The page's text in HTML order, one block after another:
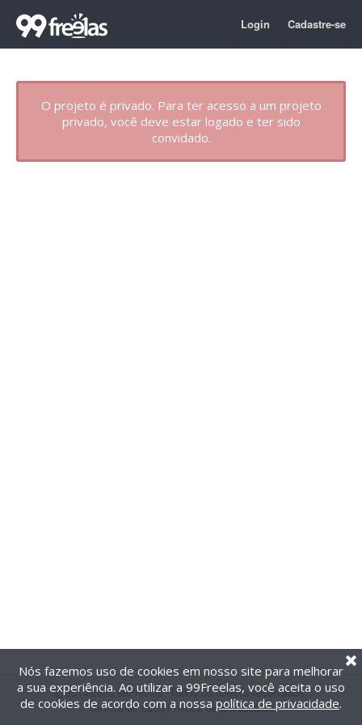
Login Cadastre-se
O projeto é privado. Para ter acesso a um projeto
privado, você deve estar logado e ter sido
convidado.
@2014-2026 99Freelas. Todos os direitos reservados.
Termos de uso| Política de privacidade
Nós fazemos uso de cookies em nosso site para melhorar
a sua experiência. Ao utilizar a 99Freelas, você aceita o uso
de cookies de acordo com a nossa política de privacidade.